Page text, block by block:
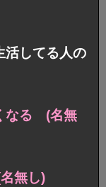
活してる人の
なる (名無
無し)